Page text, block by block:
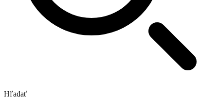
Hľadať